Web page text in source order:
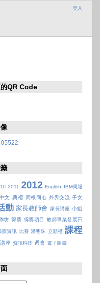
登入
QR Code
2011 2012 English
IBM伺服
中文 典禮 同根同心 外界交流 子女
動 家長教師會 家長講座 小組
坊 得獎 得獎項目 教師專業發展日
園資訊 比賽 潘明珠 立願禮 課程
講座 資訊科技 週會 電子圖書